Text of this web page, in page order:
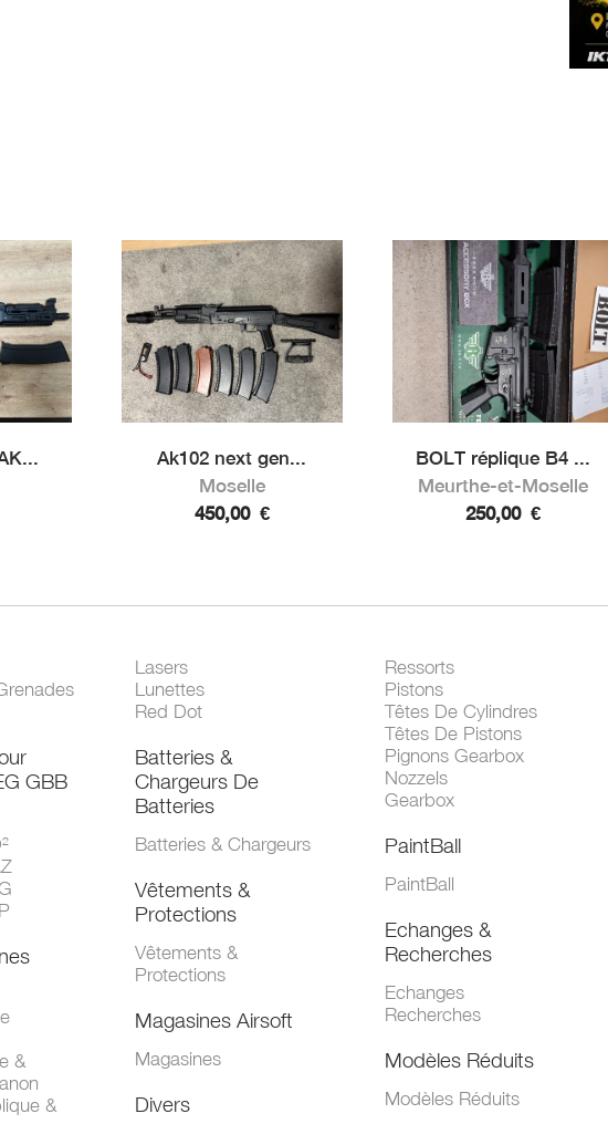
Ak102 next gen...
Moselle
450,00 €
BOLT réplique B4 ...
Meurthe-et-Moselle
250,00 €
GBB
&
&
Lasers
Lunettes
Red Dot
Batteries &
Chargeurs De
Batteries
Batteries & Chargeurs
Vêtements &
Protections
Vêtements &
Protections
Magasines Airsoft
Magasines
Divers
Ressorts
Pistons
Têtes De Cylindres
Têtes De Pistons
Pignons Gearbox
Nozzels
Gearbox
PaintBall
PaintBall
Echanges &
Recherches
Echanges
Recherches
Modèles Réduits
Modèles Réduits